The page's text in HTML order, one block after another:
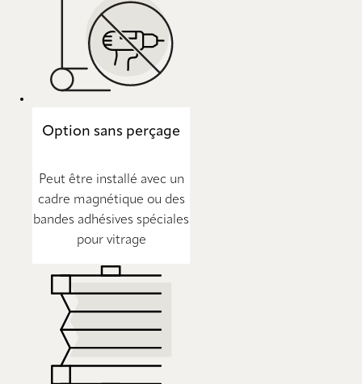
Option sans perçage
Peut être installé avec un
cadre magnétique ou des
bandes adhésives spéciales
pour vitrage